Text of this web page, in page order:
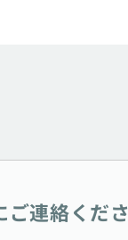
ご連絡くだ